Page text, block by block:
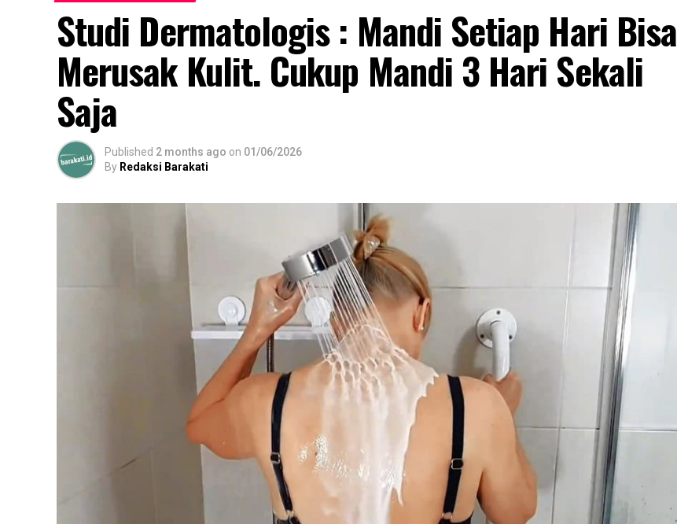
Studi Dermatologis : Mandi Setiap Hari Bisa
Merusak Kulit. Cukup Mandi 3 Hari Sekali
Saja
Published 2 months ago on 01/06/2026
By Redaksi Barakati